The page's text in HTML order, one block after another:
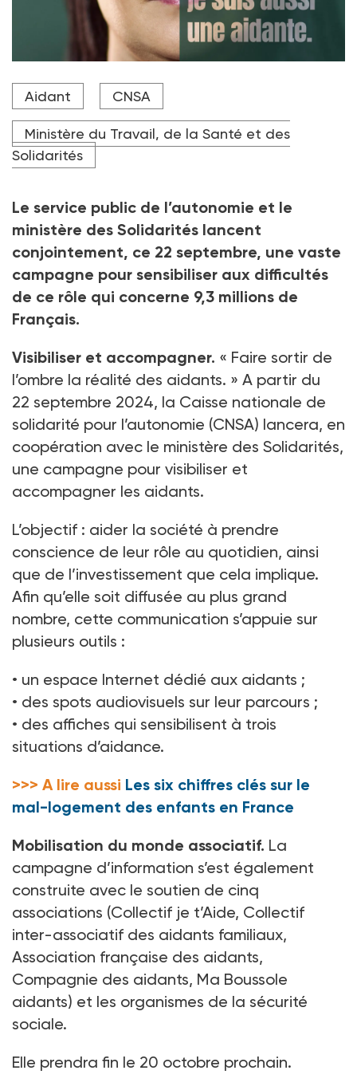
Avec l'aide de plusieurs associations, des outils sont
mis en œuvre pour sensibiliser au rôle des aidants.
Crédit photo © CNSA
Aidant CNSA
Ministère du Travail, de la Santé et des
Solidarités
Le service public de l’autonomie et le
ministère des Solidarités lancent
conjointement, ce 22 septembre, une vaste
campagne pour sensibiliser aux difficultés
de ce rôle qui concerne 9,3 millions de
Français.
Visibiliser et accompagner. « Faire sortir de
l’ombre la réalité des aidants. » A partir du
22 septembre 2024, la Caisse nationale de
solidarité pour l’autonomie (CNSA) lancera, en
coopération avec le ministère des Solidarités,
une campagne pour visibiliser et
accompagner les aidants.
L’objectif : aider la société à prendre
conscience de leur rôle au quotidien, ainsi
que de l’investissement que cela implique.
Afin qu’elle soit diffusée au plus grand
nombre, cette communication s’appuie sur
plusieurs outils :
• un espace Internet dédié aux aidants ;
• des spots audiovisuels sur leur parcours ;
• des affiches qui sensibilisent à trois
situations d’aidance.
>>> A lire aussi Les six chiffres clés sur le
mal-logement des enfants en France
Mobilisation du monde associatif. La
campagne d’information s’est également
construite avec le soutien de cinq
associations (Collectif je t’Aide, Collectif
inter-associatif des aidants familiaux,
Association française des aidants,
Compagnie des aidants, Ma Boussole
aidants) et les organismes de la sécurité
sociale.
Elle prendra fin le 20 octobre prochain.